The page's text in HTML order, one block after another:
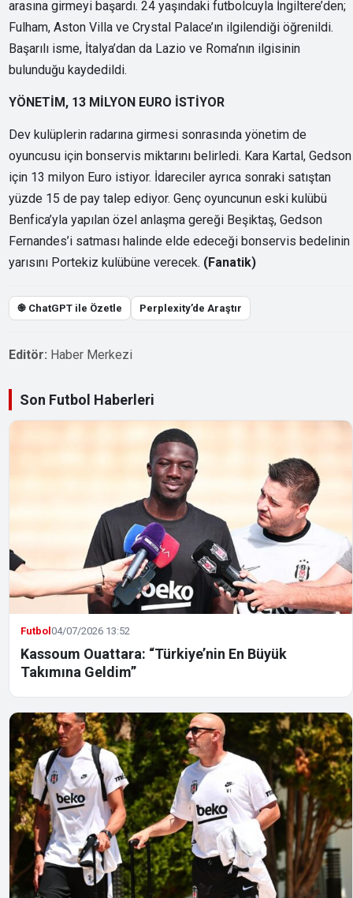
arasına girmeyi başardı. 24 yaşındaki futbolcuyla İngiltere’den;
Fulham, Aston Villa ve Crystal Palace’ın ilgilendiği öğrenildi.
Başarılı isme, İtalya’dan da Lazio ve Roma’nın ilgisinin
bulunduğu kaydedildi.
YÖNETİM, 13 MİLYON EURO İSTİYOR
Dev kulüplerin radarına girmesi sonrasında yönetim de
oyuncusu için bonservis miktarını belirledi. Kara Kartal, Gedson
için 13 milyon Euro istiyor. İdareciler ayrıca sonraki satıştan
yüzde 15 de pay talep ediyor. Genç oyuncunun eski kulübü
Benfica’yla yapılan özel anlaşma gereği Beşiktaş, Gedson
Fernandes’i satması halinde elde edeceği bonservis bedelinin
yarısını Portekiz kulübüne verecek. (Fanatik)
֎ ChatGPT ile Özetle Perplexity’de Araştır
Editör: Haber Merkezi
Son Futbol Haberleri
Futbol04/07/2026 13:52
Kassoum Ouattara: “Türkiye’nin En Büyük
Takımına Geldim”